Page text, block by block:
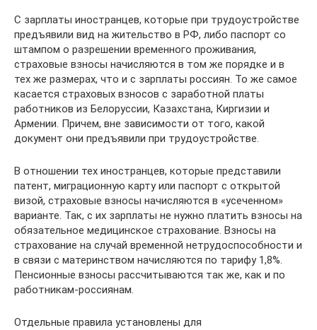
С зарплаты иностранцев, которые при трудоустройстве
предъявили вид на жительство в РФ, либо паспорт со
штампом о разрешении временного проживания,
страховые взносы начисляются в том же порядке и в
тех же размерах, что и с зарплаты россиян. То же самое
касается страховых взносов с заработной платы
работников из Белоруссии, Казахстана, Киргизии и
Армении. Причем, вне зависимости от того, какой
документ они предъявили при трудоустройстве.
В отношении тех иностранцев, которые представили
патент, миграционную карту или паспорт с открытой
визой, страховые взносы начисляются в «усеченном»
варианте. Так, с их зарплаты не нужно платить взносы на
обязательное медицинское страхование. Взносы на
страхование на случай временной нетрудоспособности и
в связи с материнством начисляются по тарифу 1,8%.
Пенсионные взносы рассчитываются так же, как и по
работникам-россиянам.
Отдельные правила установлены для